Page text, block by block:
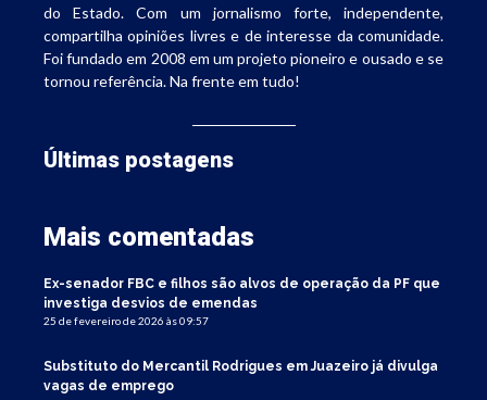
do Estado. Com um jornalismo forte, independente,
compartilha opiniões livres e de interesse da comunidade.
Foi fundado em 2008 em um projeto pioneiro e ousado e se
tornou referência. Na frente em tudo!
Últimas postagens
Mais comentadas
Ex-senador FBC e filhos são alvos de operação da PF que
investiga desvios de emendas
25 de fevereiro de 2026 às 09:57
Substituto do Mercantil Rodrigues em Juazeiro já divulga
vagas de emprego